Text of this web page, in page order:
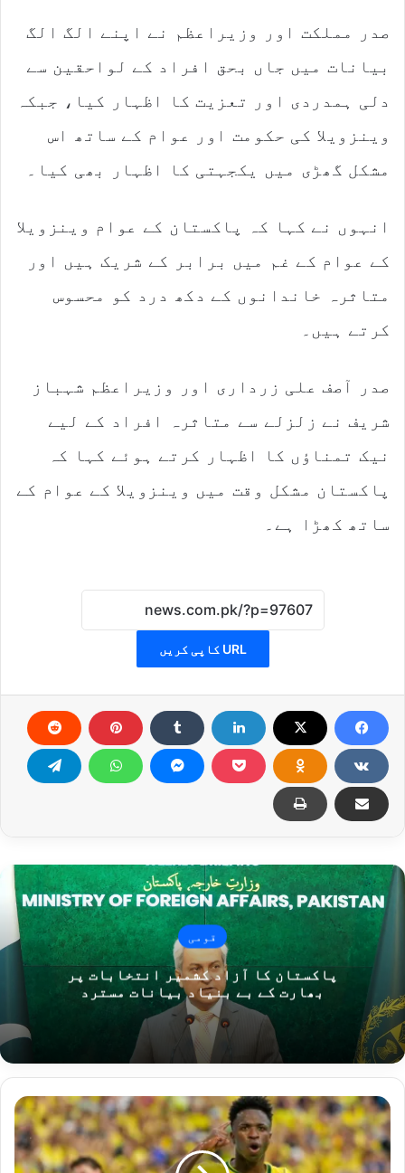
صدر مملکت اور وزیراعظم نے اپنے الگ الگ
بیانات میں جاں بحق افراد کے لواحقین سے
دلی ہمدردی اور تعزیت کا اظہار کیا، جبکہ
وینزویلا کی حکومت اور عوام کے ساتھ اس
مشکل گھڑی میں یکجہتی کا اظہار بھی کیا۔
انہوں نے کہا کہ پاکستان کے عوام وینزویلا
کے عوام کے غم میں برابر کے شریک ہیں اور
متاثرہ خاندانوں کے دکھ درد کو محسوس
کرتے ہیں۔
صدر آصف علی زرداری اور وزیراعظم شہباز
شریف نے زلزلے سے متاثرہ افراد کے لیے
نیک تمناؤں کا اظہار کرتے ہوئے کہا کہ
پاکستان مشکل وقت میں وینزویلا کے عوام کے
ساتھ کھڑا ہے۔
URL کاپی کریں
قومی
پاکستان کا آزاد کشمیر انتخابات پر
بھارت کے بے بنیاد بیانات مسترد
برازیل
نے
اسکاٹ
لینڈ